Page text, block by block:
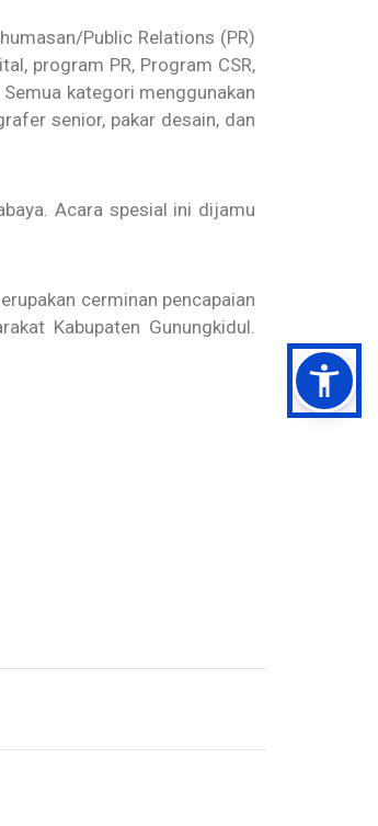
Public Relations (PR)
program PR, Program CSR,
kategori menggunakan
senior, pakar desain, dan
Acara spesial ini dijamu
cerminan pencapaian
Kabupaten Gunungkidul.